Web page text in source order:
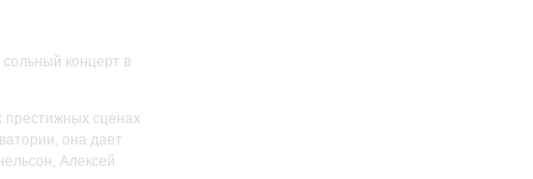
концерт в
сценах
она дает
Алексей